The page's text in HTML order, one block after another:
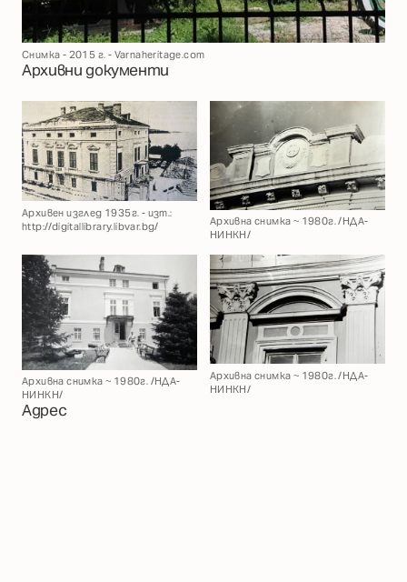
Снимка - 2015 г. - Varnaheritage.com
Архивни документи
Архивен изглед 1935г. - изт.:
http://digitallibrary.libvar.bg/
Архивна снимка ~ 1980г. /НДА-
НИНКН/
Архивна снимка ~ 1980г. /НДА-
НИНКН/
Архивна снимка ~ 1980г. /НДА-
НИНКН/
Адрес